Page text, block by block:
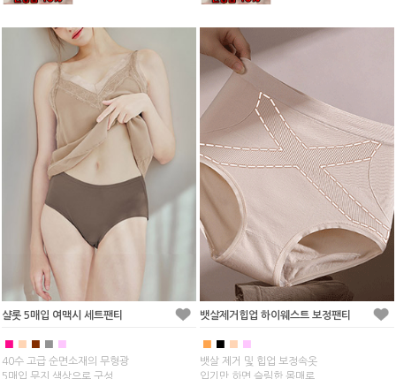
샬롯 5매입 여맥시 세트팬티
■ ■ ■ ■ ■
40수 고급 순면소재의 무형광
5매입 무지 색상으로 구성
뱃살제거힙업 하이웨스트 보정팬티
■ ■ ■ ■
뱃살 제거 및 힙업 보정속옷
입기만 하면 슬림한 몸매로